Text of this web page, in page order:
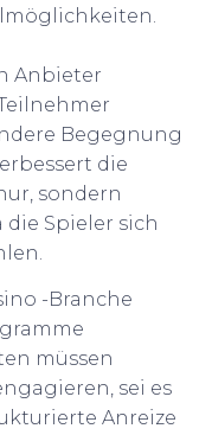
Anbieter
Begegnung
die
sondern
Spieler sich
-Branche
müssen
sei es
Anreize